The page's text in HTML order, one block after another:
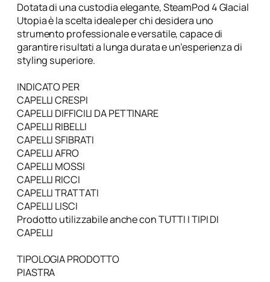
Dotata di una custodia elegante, SteamPod 4 Glacial
Utopia è la scelta ideale per chi desidera uno
strumento professionale e versatile, capace di
garantire risultati a lunga durata e un’esperienza di
styling superiore.
INDICATO PER
CAPELLI CRESPI
CAPELLI DIFFICILI DA PETTINARE
CAPELLI RIBELLI
CAPELLI SFIBRATI
CAPELLI AFRO
CAPELLI MOSSI
CAPELLI RICCI
CAPELLI TRATTATI
CAPELLI LISCI
Prodotto utilizzabile anche con TUTTI I TIPI DI
CAPELLI
TIPOLOGIA PRODOTTO
PIASTRA